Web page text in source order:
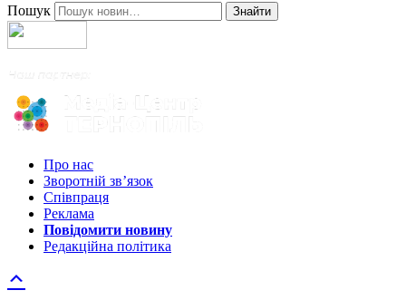
Пошук Знайти
Про нас
Зворотній зв’язок
Співпраця
Реклама
Повідомити новину
Редакційна політика